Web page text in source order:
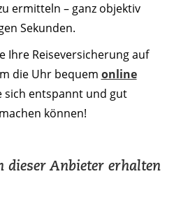
ermitteln – ganz objektiv
Sekunden.
Ihre Reiseversicherung auf
die Uhr bequem online
sich entspannt und gut
können!
dieser Anbieter erhalten